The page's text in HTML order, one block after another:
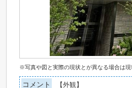
※写真や図と実際の現状とが異なる場合は現
コメント 【外観】